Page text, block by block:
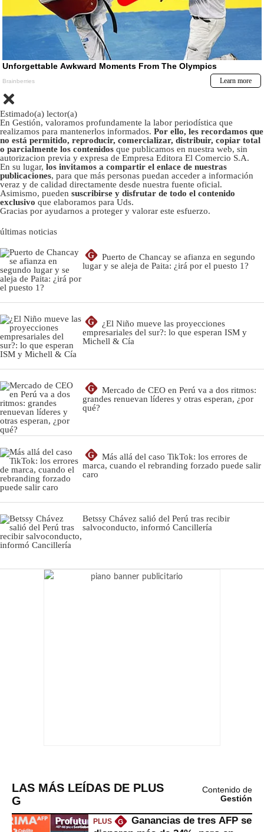
Estimado(a) lector(a)
En Gestión, valoramos profundamente la labor periodística que
realizamos para mantenerlos informados. Por ello, les recordamos que
no está permitido, reproducir, comercializar, distribuir, copiar total
o parcialmente los contenidos que publicamos en nuestra web, sin
autorizacion previa y expresa de Empresa Editora El Comercio S.A.
En su lugar, los invitamos a compartir el enlace de nuestras
publicaciones, para que más personas puedan acceder a información
veraz y de calidad directamente desde nuestra fuente oficial.
Asimismo, pueden suscribirse y disfrutar de todo el contenido
exclusivo que elaboramos para Uds.
Gracias por ayudarnos a proteger y valorar este esfuerzo.
últimas noticias
G
Puerto de Chancay se afianza en segundo
lugar y se aleja de Paita: ¿irá por el puesto 1?
G
¿El Niño mueve las proyecciones
empresariales del sur?: lo que esperan ISM y
Michell & Cía
G
Mercado de CEO en Perú va a dos ritmos:
grandes renuevan líderes y otras esperan, ¿por
qué?
G
Más allá del caso TikTok: los errores de
marca, cuando el rebranding forzado puede salir
caro
Betssy Chávez salió del Perú tras recibir
salvoconducto, informó Cancillería
LAS MÁS LEÍDAS DE PLUS
G
Contenido de
Gestión
PLUS G
Ganancias de tres AFP se